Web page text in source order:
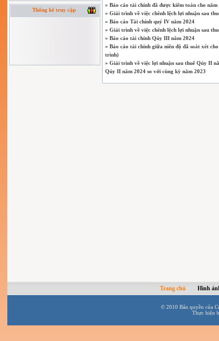
Thống kê truy cập
» Báo cáo tài chính đã được kiểm toán cho
» Giải trình về việc chênh lệch lợi nhuận sau
» Báo cáo Tài chính quý IV năm 2024
» Giải trình về việc chênh lệch lợi nhuận sau
» Báo cáo tài chính Qúy III năm 2024
» Báo cáo tài chính giữa niên độ đã soát xét
trình)
» Giải trình về việc lợi nhuận sau thuế Qúy II
Qúy II năm 2024 so với cùng kỳ năm 2023
Trang chủ Hình
© 2010 Bản quyền của
Thực hiện